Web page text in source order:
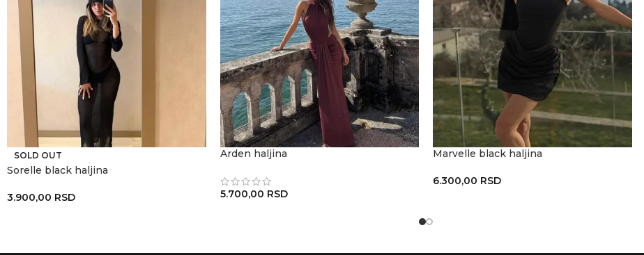
SOLD OUT
Sorelle black haljina
3.900,00 RSD
Arden haljina
5.700,00 RSD
Marvelle black haljina
6.300,00 RSD